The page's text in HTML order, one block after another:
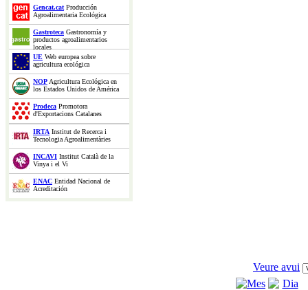
Gencat.catProducción
Agroalimentaria Ecológica
Gastroteca Gastronomía y
productos agroalimentarios
locales
UE Web europea sobre
agricultura ecológica
NOPAgricultura Ecológica en
los Estados Unidos de América
Prodeca Promotora
d'Exportacions Catalanes
IRTA Institut de Recerca i
Tecnologia Agroalimentàries
INCAVI Institut Català de la
Vinya i el Vi
ENAC Entidad Nacional de
Acreditación
Veure avui